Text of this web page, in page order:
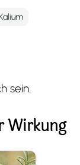
sein.
Wirkung